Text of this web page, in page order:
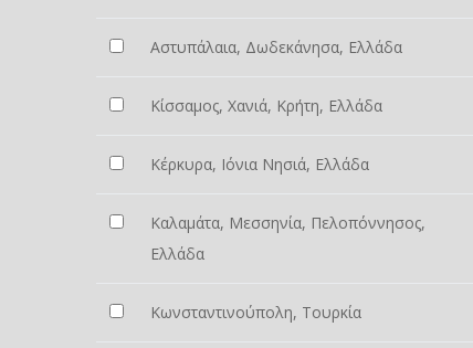
Αστυπάλαια, Δωδεκάνησα, Ελλάδα
Κίσσαμος, Χανιά, Κρήτη, Ελλάδα
Κέρκυρα, Ιόνια Νησιά, Ελλάδα
Καλαμάτα, Μεσσηνία, Πελοπόννησος,
Ελλάδα
Κωνσταντινούπολη, Τουρκία